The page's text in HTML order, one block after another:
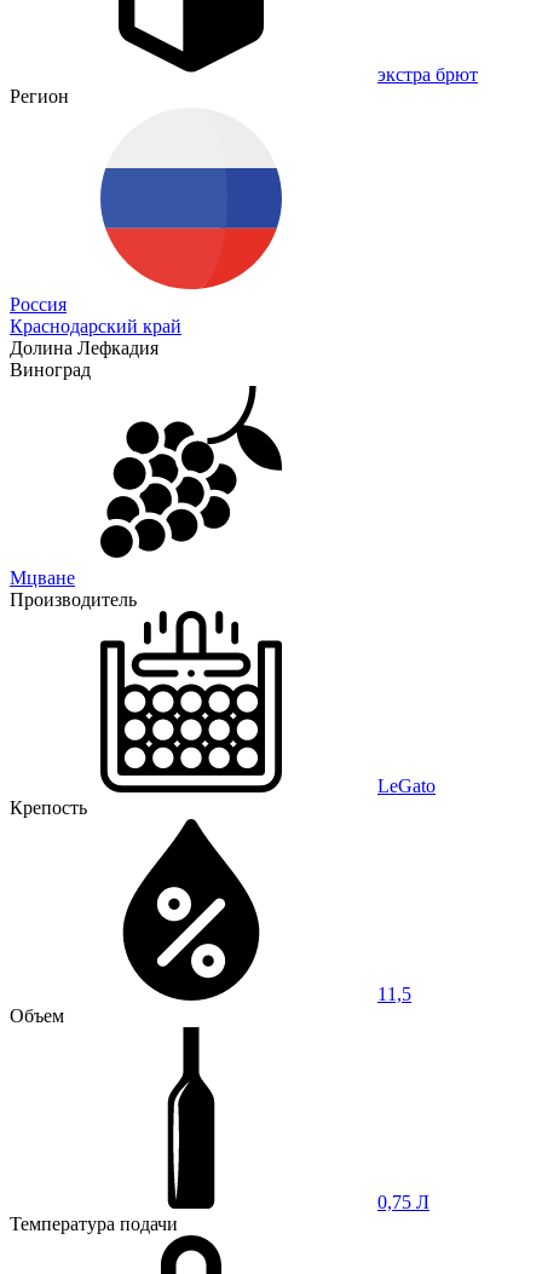
экстра брют
Регион
Россия
Краснодарский край
Долина Лефкадия
Виноград
Мцване
Производитель
LeGato
Крепость
11,5
Объем
0,75 Л
Температура подачи